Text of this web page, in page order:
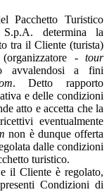
Pacchetto Turistico
S.p.A. determina la
tra il Cliente (turista)
- tour
a fini
. Detto rapporto
e delle condizioni
atto e accetta che la
eventualmente
non è dunque offerta
dalle condizioni
turistico.
il Cliente è regolato,
Condizioni di